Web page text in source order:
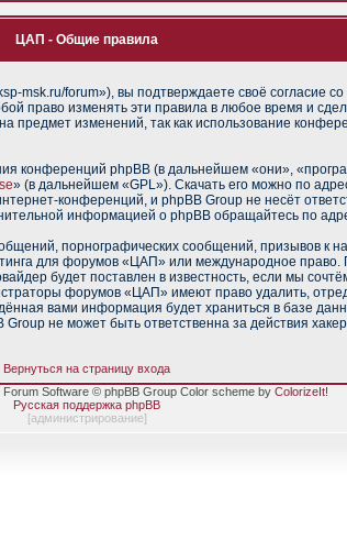
ЦАП - Общие правила
forum»), вы подтверждаете своё согласие
право изменять эти правила в любое время и
предмет изменений, так как использование
конференций phpBB (в дальнейшем «они»,
» (в дальнейшем «GPL»). Скачать его можно по
конференций, и phpBB Group не несёт
информацией о phpBB обращайтесь по
порнографических сообщений, призывов к
для форумов «ЦАП» или международное
будет поставлен в известность, если мы
форумов «ЦАП» имеют право удалить,
вами информация будет храниться в базе
не может быть ответственна за действия
Вернуться на страницу входа
Software © phpBB Group Color scheme by ColorizeIt!
Русская поддержка phpBB
[администрирование]